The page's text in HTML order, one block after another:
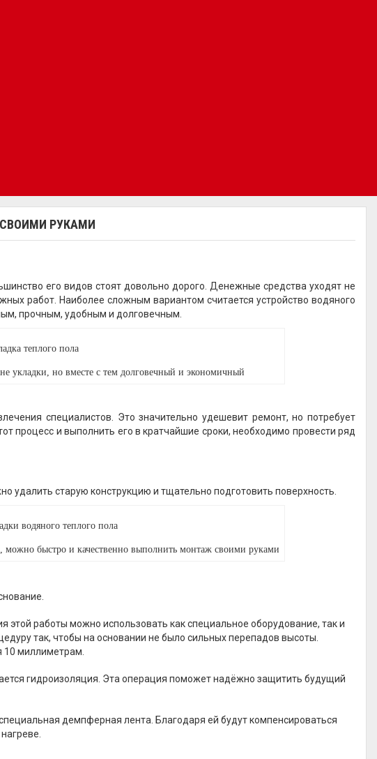
РУКАМИ
его видов стоят довольно дорого. Денежные средства уходят не
работ. Наиболее сложным вариантом считается устройство водяного
прочным, удобным и долговечным.
укладки, но вместе с тем долговечный и экономичный
специалистов. Это значительно удешевит ремонт, но потребует
процесс и выполнить его в кратчайшие сроки, необходимо провести ряд
удалить старую конструкцию и тщательно подготовить поверхность.
можно быстро и качественно выполнить монтаж своими руками
этой работы можно использовать как специальное оборудование, так и
так, чтобы на основании не было сильных перепадов высоты.
10 миллиметрам.
гидроизоляция. Эта операция поможет надёжно защитить будущий
демпферная лента. Благодаря ей будут компенсироваться